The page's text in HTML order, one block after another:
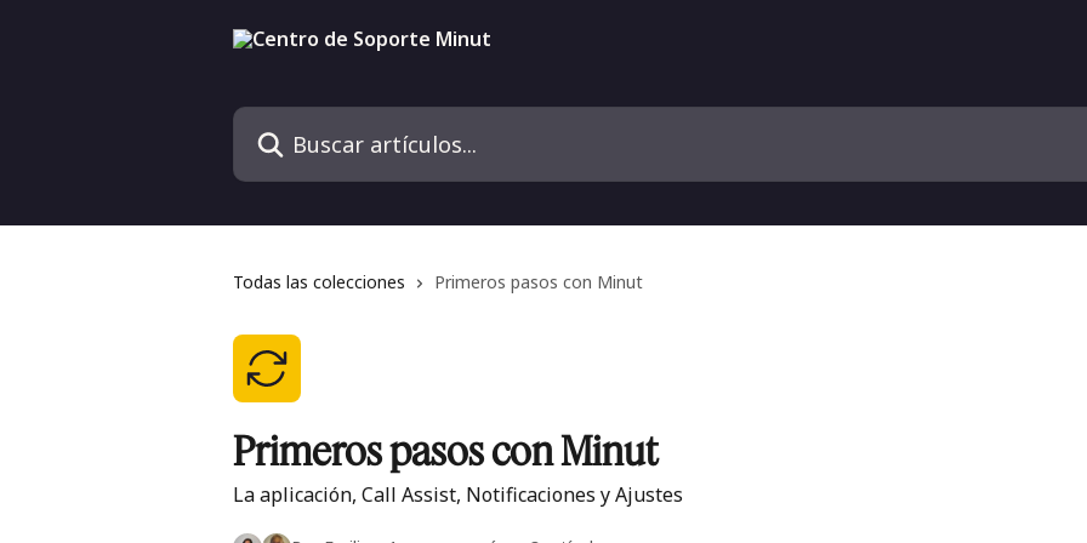
Buscar artículos...
Todas las colecciones Primeros pasos con Minut
Primeros pasos con Minut
La aplicación, Call Assist, Notificaciones y Ajustes